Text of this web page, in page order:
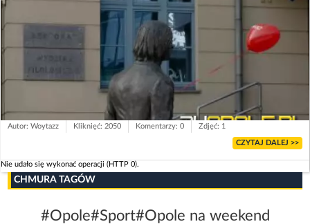
Autor: Woytazz Kliknięć: 2050 Komentarzy: 0 Zdjęć: 1
CZYTAJ DALEJ >>
Nie udało się wykonać operacji (HTTP 0).
CHMURA TAGÓW
#Opole#Sport#Opole na weekend